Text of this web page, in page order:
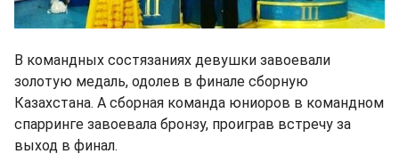
В командных состязаниях девушки завоевали
золотую медаль, одолев в финале сборную
Казахстана. А сборная команда юниоров в командном
спарринге завоевала бронзу, проиграв встречу за
выход в финал.